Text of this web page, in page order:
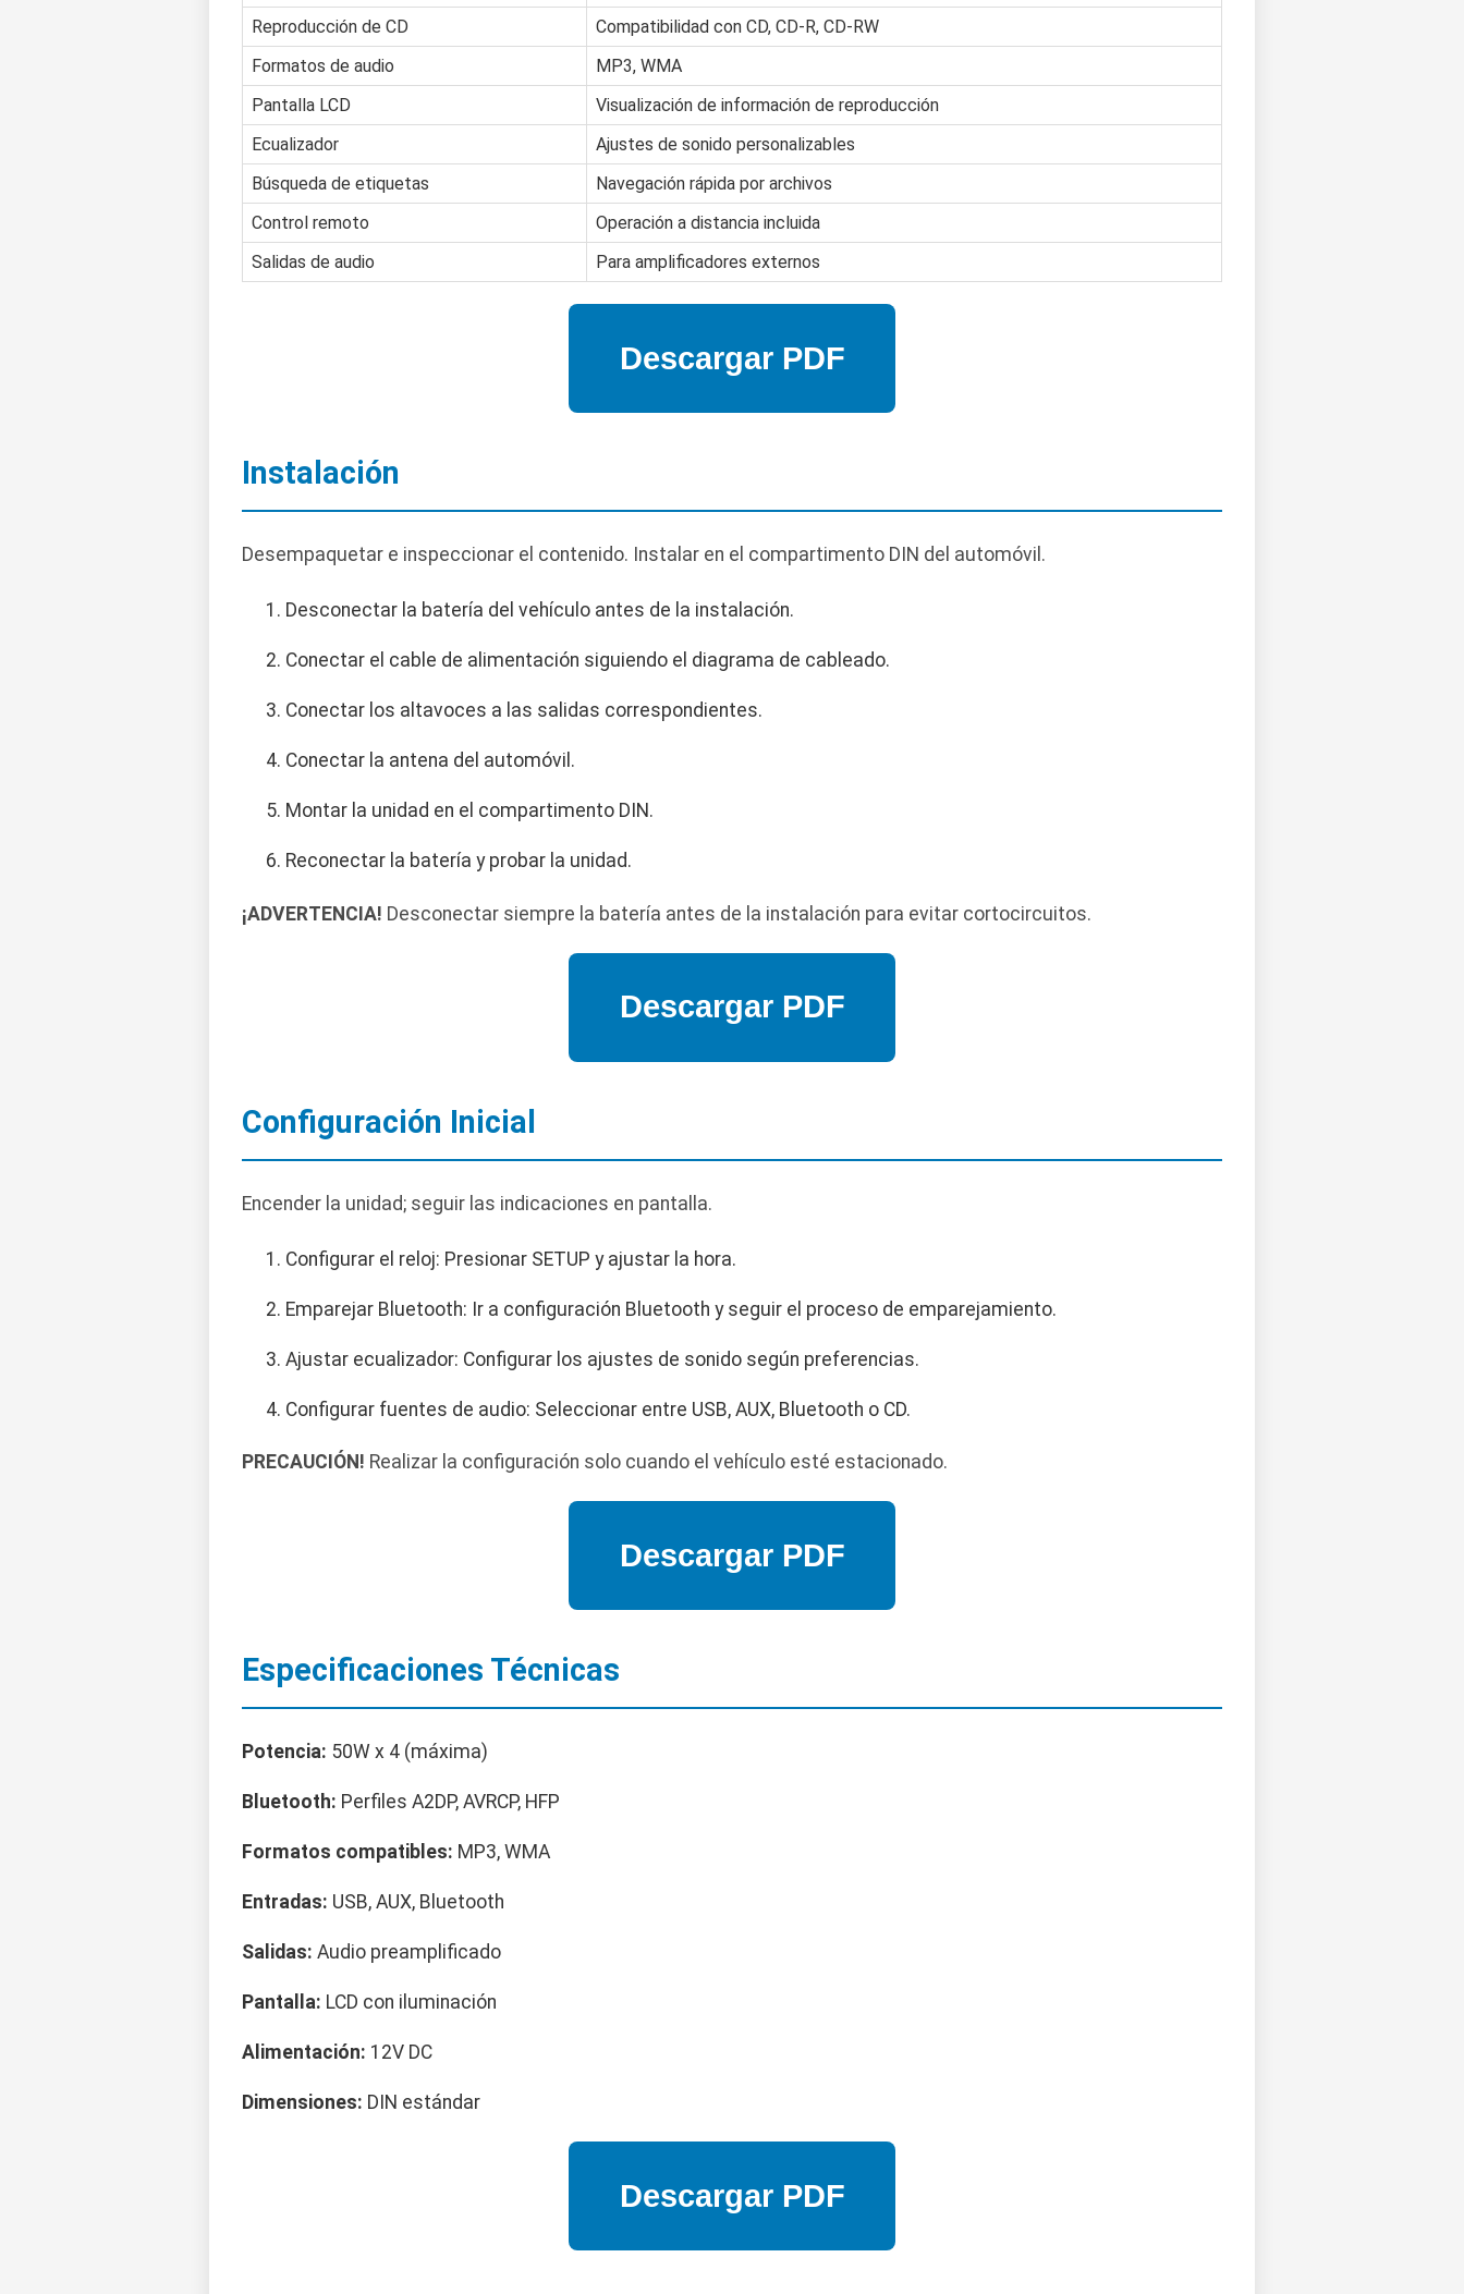
Reproducción de CD
Compatibilidad con CD, CD-R, CD-RW
Formatos de audio
MP3, WMA
Pantalla LCD
Visualización de información de reproducción
Ecualizador
Ajustes de sonido personalizables
Búsqueda de etiquetas
Navegación rápida por archivos
Control remoto
Operación a distancia incluida
Salidas de audio
Para amplificadores externos
Instalación
Desempaquetar e inspeccionar el contenido. Instalar en el compartimento DIN del automóvil.
Desconectar la batería del vehículo antes de la instalación.
Conectar el cable de alimentación siguiendo el diagrama de cableado.
Conectar los altavoces a las salidas correspondientes.
Conectar la antena del automóvil.
Montar la unidad en el compartimento DIN.
Reconectar la batería y probar la unidad.
¡ADVERTENCIA! Desconectar siempre la batería antes de la instalación para evitar cortocircuitos.
Configuración Inicial
Encender la unidad; seguir las indicaciones en pantalla.
Configurar el reloj: Presionar SETUP y ajustar la hora.
Emparejar Bluetooth: Ir a configuración Bluetooth y seguir el proceso de emparejamiento.
Ajustar ecualizador: Configurar los ajustes de sonido según preferencias.
Configurar fuentes de audio: Seleccionar entre USB, AUX, Bluetooth o CD.
PRECAUCIÓN! Realizar la configuración solo cuando el vehículo esté estacionado.
Especificaciones Técnicas
Potencia: 50W x 4 (máxima)
Bluetooth: Perfiles A2DP, AVRCP, HFP
Formatos compatibles: MP3, WMA
Entradas: USB, AUX, Bluetooth
Salidas: Audio preamplificado
Pantalla: LCD con iluminación
Alimentación: 12V DC
Dimensiones: DIN estándar